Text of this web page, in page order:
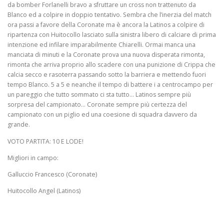
da bomber Forlanelli bravo a sfruttare un cross non trattenuto da
Blanco ed a colpire in doppio tentativo. Sembra che l’inerzia del match
ora passi a favore della Coronate ma è ancora la Latinos a colpire di
ripartenza con Huitocollo lasciato sulla sinistra libero di calciare di prima
intenzione ed infilare imparabilmente Chiarelli. Ormai manca una
manciata di minuti e la Coronate prova una nuova disperata rimonta,
rimonta che arriva proprio allo scadere con una punizione di Crippa che
calcia secco e rasoterra passando sotto la barriera e mettendo fuori
tempo Blanco. 5 a 5 e neanche il tempo di battere i a centrocampo per
un pareggio che tutto sommato ci sta tutto… Latinos sempre più
sorpresa del campionato… Coronate sempre più certezza del
campionato con un piglio ed una coesione di squadra davvero da
grande.
VOTO PARTITA: 10 E LODE!
Migliori in campo:
Galluccio Francesco (Coronate)
Huitocollo Angel (Latinos)